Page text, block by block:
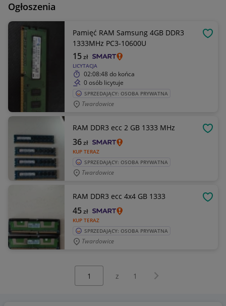
Ogłoszenia
Pamięć RAM Samsung 4GB DDR3
1333MHz PC3-10600U
LICYTACJA
15zł
02:08:48 do końca
0 osób licytuje
SPRZEDAJĄCY: OSOBA PRYWATNA
Twardowice
RAM DDR3 ecc 2 GB 1333 MHz
KUP TERAZ
36zł
SPRZEDAJĄCY: OSOBA PRYWATNA
Twardowice
RAM DDR3 ecc 4x4 GB 1333
KUP TERAZ
45zł
SPRZEDAJĄCY: OSOBA PRYWATNA
Twardowice
z 1 Następna strona